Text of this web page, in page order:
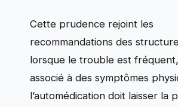
Cette prudence rejoint les
recommandations des
lorsque le trouble est
associé à des symptômes
l’automédication doit laisser la